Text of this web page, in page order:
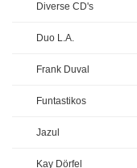
Diverse CD's
Duo L.A.
Frank Duval
Funtastikos
Jazul
Kay Dörfel